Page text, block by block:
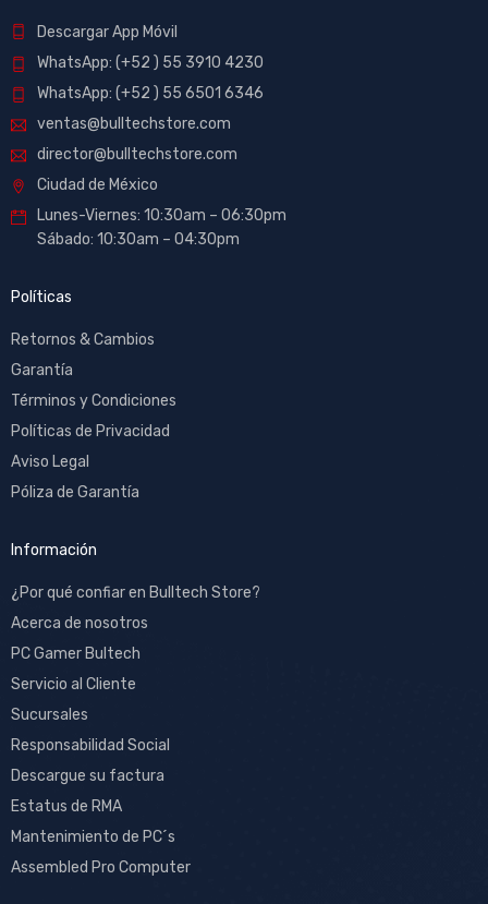
Descargar App Móvil
WhatsApp: (+52 ) 55 3910 4230
WhatsApp: (+52 ) 55 6501 6346
ventas@bulltechstore.com
director@bulltechstore.com
Ciudad de México
Lunes-Viernes: 10:30am – 06:30pm
Sábado: 10:30am – 04:30pm
Políticas
Retornos & Cambios
Garantía
Términos y Condiciones
Políticas de Privacidad
Aviso Legal
Póliza de Garantía
Información
¿Por qué confiar en Bulltech Store?
Acerca de nosotros
PC Gamer Bultech
Servicio al Cliente
Sucursales
Responsabilidad Social
Descargue su factura
Estatus de RMA
Mantenimiento de PC´s
Assembled Pro Computer